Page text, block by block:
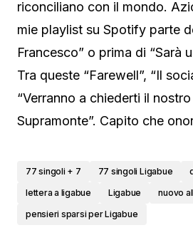
riconciliano con il mondo.
mie playlist su Spotify parte
Francesco” o prima di “Sarà
Tra queste “Farewell”, “Il
“Verranno a chiederti il
Supramonte”. Capito che
77 singoli + 7 77 singoli Ligabue
lettera a ligabue
Ligabue
nuovo
pensieri sparsi per Ligabue